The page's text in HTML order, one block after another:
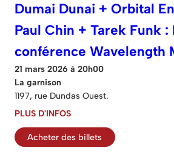
Dumai Dunai + Orbital
Paul Chin + Tarek Funk :
conférence Wavelength
21 mars 2026 à 20h00
La garnison
1197, rue Dundas Ouest.
PLUS D'INFOS
Acheter des billets